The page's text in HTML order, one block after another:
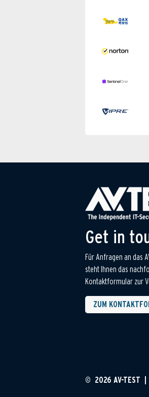
Get in
Für Anfragen an das
steht Ihnen das
Kontaktformular zur
ZUM
© 2026 AV-TEST |